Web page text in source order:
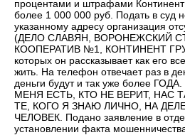
процентами и штрафами
более 1 000 000 руб. Подать в суд
указанному адресу организация
(ДЕЛО СЛАВЯН, ВОРОНЕЖСКИЙ
КООПЕРАТИВ №1, КОНТИНЕНТ
которых он рассказывает как его
жить. На телефон отвечает раз в
деньги будут и так уже более
МЕНЯ ЕСТЬ, КТО НЕ ВЕРИТ, НАС
ТЕ, КОГО Я ЗНАЮ ЛИЧНО, НА
ЧЕЛОВЕК. Подано заявление в
установлении факта